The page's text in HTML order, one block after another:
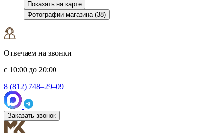
Показать на карте
Фотографии магазина (38)
Отвечаем на звонки
с 10:00 до 20:00
8 (812) 748–29–09
Заказать звонок